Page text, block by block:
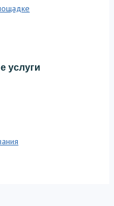
услуги